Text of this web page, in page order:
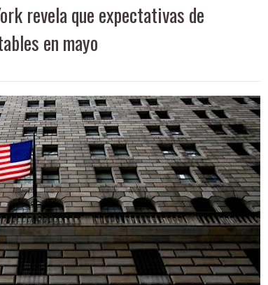
revela que expectativas de
en mayo